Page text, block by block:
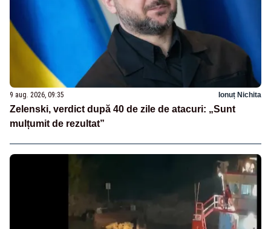
9 aug. 2026, 09:35 Ionuț Nichita
Zelenski, verdict după 40 de zile de atacuri: „Sunt
mulțumit de rezultat”